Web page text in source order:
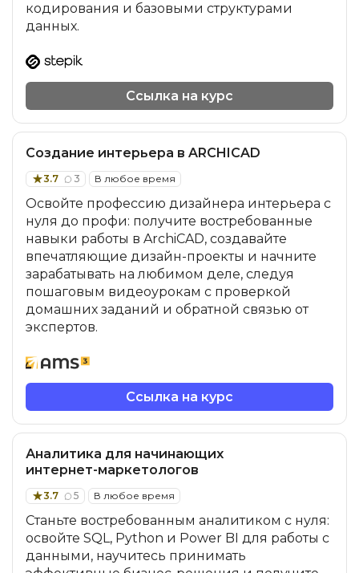
кодирования и базовыми структурами
данных.
Ссылка на курс
Создание интерьера в ARCHICAD
3.7 3 В любое время
Освойте профессию дизайнера интерьера с
нуля до профи: получите востребованные
навыки работы в ArchiCAD, создавайте
впечатляющие дизайн-проекты и начните
зарабатывать на любимом деле, следуя
пошаговым видеоурокам с проверкой
домашних заданий и обратной связью от
экспертов.
Ссылка на курс
Аналитика для начинающих
интернет-маркетологов
3.7 5 В любое время
Станьте востребованным аналитиком с нуля:
освойте SQL, Python и Power BI для работы с
данными, научитесь принимать